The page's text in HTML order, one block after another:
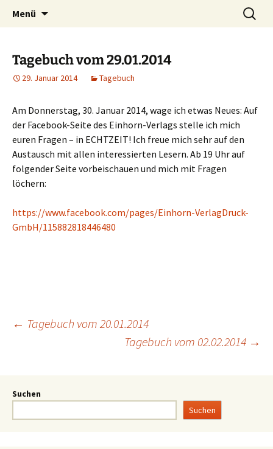
Timo Bader
Willkommen im Reich der Geschichten
Menü
Tagebuch vom 29.01.2014
29. Januar 2014 Tagebuch
Am Donnerstag, 30. Januar 2014, wage ich etwas Neues: Auf
der Facebook-Seite des Einhorn-Verlags stelle ich mich
euren Fragen – in ECHTZEIT! Ich freue mich sehr auf den
Austausch mit allen interessierten Lesern. Ab 19 Uhr auf
folgender Seite vorbeischauen und mich mit Fragen
löchern:
https://www.facebook.com/pages/Einhorn-VerlagDruck-
GmbH/115882818446480
← Tagebuch vom 20.01.2014
Tagebuch vom 02.02.2014 →
Suchen
Suchen